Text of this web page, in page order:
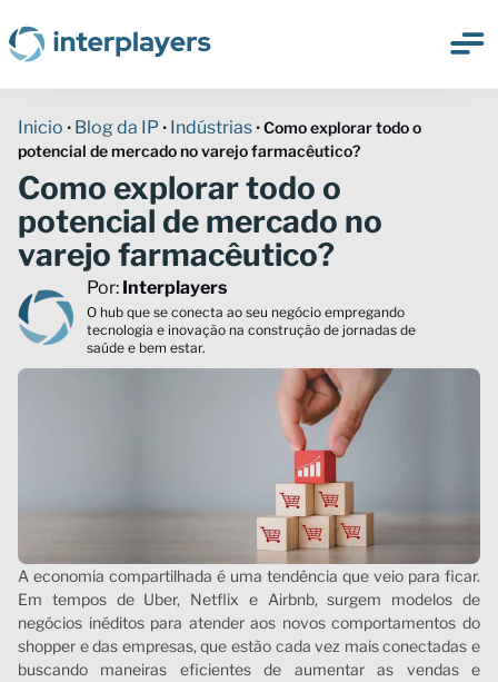
Inicio • Blog da IP • Indústrias •Como explorar todo o
potencial de mercado no varejo farmacêutico?
Como explorar todo o
potencial de mercado no
varejo farmacêutico?
Por: Interplayers
O hub que se conecta ao seu negócio empregando
tecnologia e inovação na construção de jornadas de
saúde e bem estar.
A economia compartilhada é uma tendência que veio para ficar.
Em tempos de Uber, Netflix e Airbnb, surgem modelos de
negócios inéditos para atender aos novos comportamentos do
shopper e das empresas, que estão cada vez mais conectadas e
buscando maneiras eficientes de aumentar as vendas e